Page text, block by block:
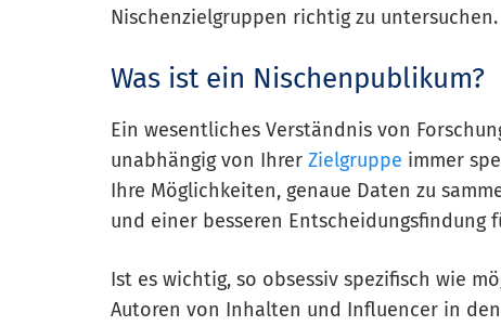
Nischenzielgruppen richtig zu untersuchen.
Was ist ein Nischenpublikum?
Ein wesentliches Verständnis von
unabhängig von Ihrer Zielgruppe immer
Ihre Möglichkeiten, genaue Daten zu
und einer besseren Entscheidungsfindung
Ist es wichtig, so obsessiv spezifisch wie
Autoren von Inhalten und Influencer in